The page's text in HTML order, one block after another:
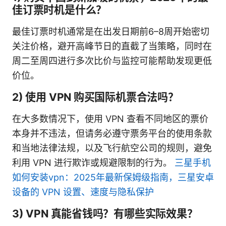
佳订票时机是什么？
最佳订票时机通常是在出发日期前6–8周开始密切
关注价格，避开高峰节日的直截了当策略，同时在
周二至周四进行多次比价与监控可能帮助发现更低
价位。
2) 使用 VPN 购买国际机票合法吗？
在大多数情况下，使用 VPN 查看不同地区的票价
本身并不违法，但请务必遵守票务平台的使用条款
和当地法律法规，以及飞行航空公司的规则，避免
利用 VPN 进行欺诈或规避限制的行为。 三星手机
如何安装vpn：2025年最新保姆级指南，三星安卓
设备的 VPN 设置、速度与隐私保护
3) VPN 真能省钱吗？有哪些实际效果？